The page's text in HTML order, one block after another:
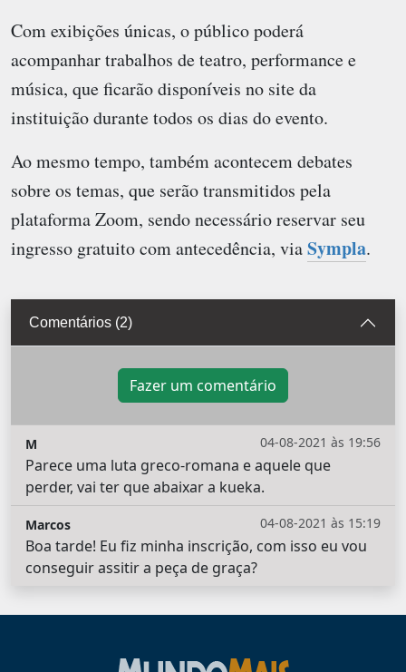
Com exibições únicas, o público poderá
acompanhar trabalhos de teatro, performance e
música, que ficarão disponíveis no site da
instituição durante todos os dias do evento.
Ao mesmo tempo, também acontecem debates
sobre os temas, que serão transmitidos pela
plataforma Zoom, sendo necessário reservar seu
ingresso gratuito com antecedência, viaSympla.
Comentários (2)
Fazer um comentário
04-08-2021 às 19:56
M
Parece uma luta greco-romana e aquele que
perder, vai ter que abaixar a kueka.
04-08-2021 às 15:19
Marcos
Boa tarde! Eu fiz minha inscrição, com isso eu vou
conseguir assitir a peça de graça?